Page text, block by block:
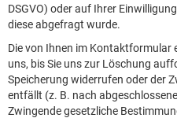
DSGVO) oder auf Ihrer
diese abgefragt wurde.
Die von Ihnen im Kontaktformular
uns, bis Sie uns zur Löschung
Speicherung widerrufen oder der
entfällt (z. B. nach
Zwingende gesetzliche